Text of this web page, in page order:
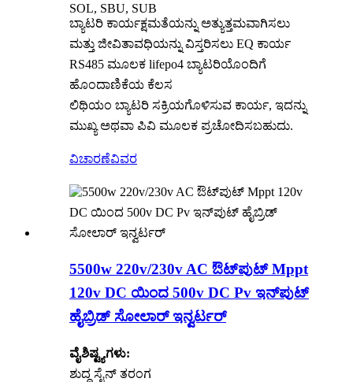
SOL, SBU, SUB
ಬ್ಯಾಟರಿ ಕಾರ್ಯಕ್ಷಮತೆಯನ್ನು ಅತ್ಯುತ್ತಮವಾಗಿಸಲು
ಮತ್ತು ಜೀವಿತಾವಧಿಯನ್ನು ವಿಸ್ತರಿಸಲು EQ ಕಾರ್ಯ
RS485 ಮೂಲಕ lifepo4 ಬ್ಯಾಟರಿಯೊಂದಿಗೆ
ಹೊಂದಾಣಿಕೆಯ ಕೆಲಸ
ಲಿಥಿಯಂ ಬ್ಯಾಟರಿ ಸಕ್ರಿಯಗೊಳಿಸುವ ಕಾರ್ಯ, ಇದನ್ನು
ಮುಖ್ಯ ಅಥವಾ ಪಿವಿ ಮೂಲಕ ಪ್ರಚೋದಿಸಬಹುದು.
ವಿಚಾರಣೆವಿವರ
5500w 220v/230v AC ಔಟ್‌ಪುಟ್ Mppt
120v DC ಯಿಂದ 500v DC Pv ಇನ್‌ಪುಟ್
ಹೈಬ್ರಿಡ್ ಸೋಲಾರ್ ಇನ್ವರ್ಟರ್
ವೈಶಿಷ್ಟ್ಯಗಳು:
ಶುದ್ಧ ಸೈನ್ ತರಂಗ